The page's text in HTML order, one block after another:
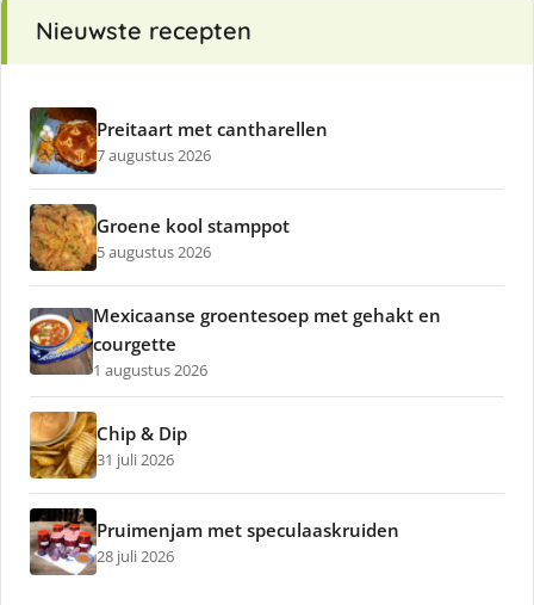
Nieuwste recepten
Preitaart met cantharellen
7 augustus 2026
Groene kool stamppot
5 augustus 2026
Mexicaanse groentesoep met gehakt en
courgette
1 augustus 2026
Chip & Dip
31 juli 2026
Pruimenjam met speculaaskruiden
28 juli 2026